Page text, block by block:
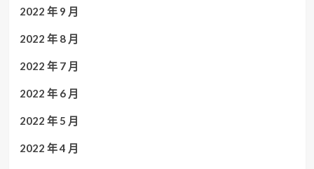
2022 年 9 月
2022 年 8 月
2022 年 7 月
2022 年 6 月
2022 年 5 月
2022 年 4 月